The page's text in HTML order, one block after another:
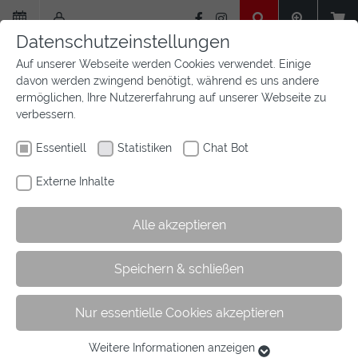
Zum
Hauptinhalt
springen
Sie
hier:
Startseite Aktuelles Newsfeed
Westfälische Meisterschaften Vielseitigkeit
an diesem Wochenende
Datenschutzeinstellungen
Auf unserer Webseite werden Cookies verwendet. Einige
davon werden zwingend benötigt, während es uns andere
ermöglichen, Ihre Nutzererfahrung auf unserer Webseite zu
verbessern.
Essentiell Statistiken Chat Bot
Externe Inhalte
Alle akzeptieren
Speichern & schließen
Nur essentielle Cookies akzeptieren
Weitere Informationen anzeigen